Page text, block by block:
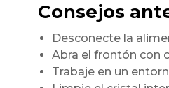
Consejos
Desconecte la
Abra el frontón con
Trabaje en un